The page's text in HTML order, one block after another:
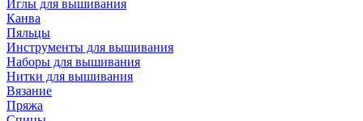
Иглы для вышивания
Канва
Пяльцы
Инструменты для вышивания
Наборы для вышивания
Нитки для вышивания
Вязание
Пряжа